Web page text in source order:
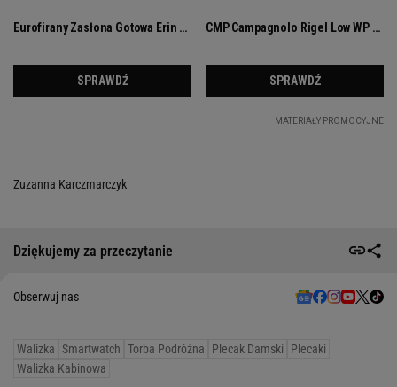
Zuzanna Karczmarczyk
Dziękujemy za przeczytanie
Obserwuj nas
Walizka Smartwatch Torba Podróżna Plecak Damski
Plecaki
Walizka Kabinowa